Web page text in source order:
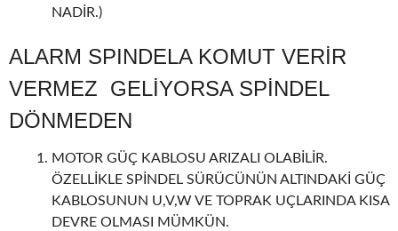
NADİR.)
ALARM SPINDELA KOMUT VERİR
VERMEZ GELİYORSA SPİNDEL
DÖNMEDEN
MOTOR GÜÇ KABLOSU ARIZALI OLABİLİR.
ÖZELLİKLE SPİNDEL SÜRÜCÜNÜN ALTINDAKİ GÜÇ
KABLOSUNUN U,V,W VE TOPRAK UÇLARINDA KISA
DEVRE OLMASI MÜMKÜN.